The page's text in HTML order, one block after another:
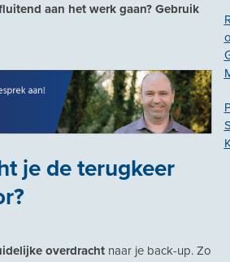
aan het werk gaan? Gebruik
je de terugkeer
overdracht naar je back-up. Zo